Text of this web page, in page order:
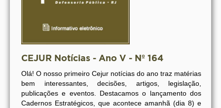
CEJUR Notícias - Ano V - Nº 164
Olá! O nosso primeiro Cejur notícias do ano traz matérias
bem interessantes, decisões, artigos, legislação,
publicações e eventos. Destacamos o lançamento dos
Cadernos Estratégicos, que acontece amanhã (dia 8) e